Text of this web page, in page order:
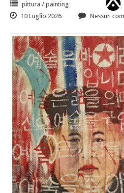
pittura / painting
10 Luglio 2026
Nessun